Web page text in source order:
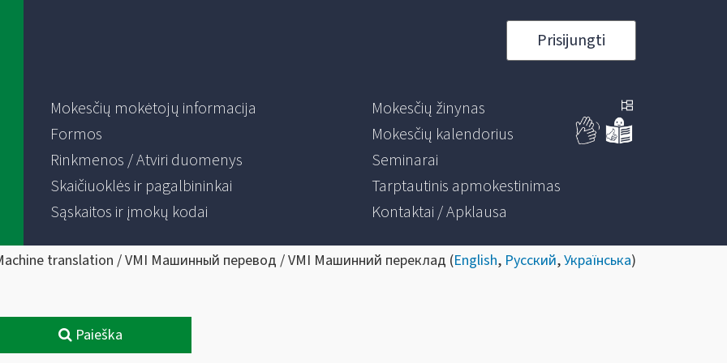
Prisijungti
Mokesčių mokėtojų informacija
Formos
Rinkmenos / Atviri duomenys
Skaičiuoklės ir pagalbininkai
Sąskaitos ir įmokų kodai
Mokesčių žinynas
Mokesčių kalendorius
Seminarai
Tarptautinis apmokestinimas
Kontaktai / Apklausa
translation / VMI Машинный перевод / VMI Машинний переклад (English, Русский,Українська)
Paieška